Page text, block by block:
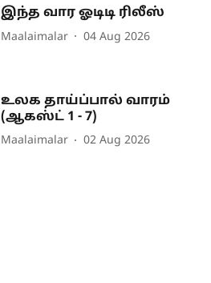
இந்த வார ஓடிடி ரிலீஸ்
Maalaimalar 04 Aug 2026
உலக தாய்ப்பால் வாரம்
(ஆகஸ்ட் 1 - 7)
Maalaimalar 02 Aug 2026